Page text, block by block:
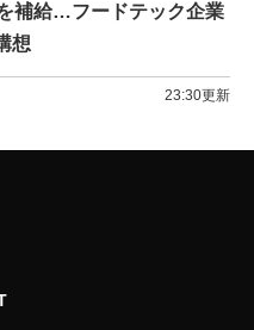
補給…フードテック企業
想
23:30更新